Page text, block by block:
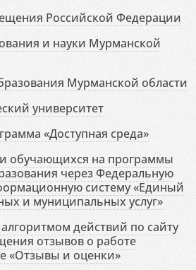
Российской Федерации
и науки Мурманской
Мурманской области
университет
«Доступная среда»
обучающихся на программы
через Федеральную
систему «Единый
и муниципальных услуг»
действий по сайту
отзывов о работе
«Отзывы и оценки»